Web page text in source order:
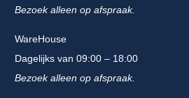
Bezoek alleen op afspraak.
WareHouse
Dagelijks van 09:00 – 18:00
Bezoek alleen op afspraak.